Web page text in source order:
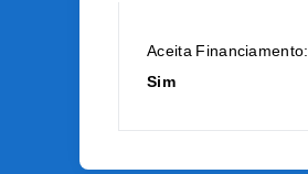
Aceita Financiamento:
Sim